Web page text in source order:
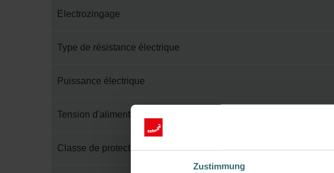
Zustimmung
Electrozingage
Type de résistance électrique
Puissance électrique
Tension d'alimentation
Classe de protection électrique